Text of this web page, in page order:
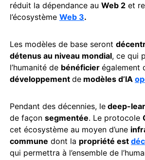
réduit la dépendance au Web 2 et
l’écosystème Web 3.
Les modèles de base seront
détenus au niveau mondial, ce qui
l’humanité de bénéficier également
développement de modèles d’IA
Pendant des décennies, le deep-
de façon segmentée. Le protocole
cet écosystème au moyen d’une
commune dont la propriété est
qui permettra à l’ensemble de